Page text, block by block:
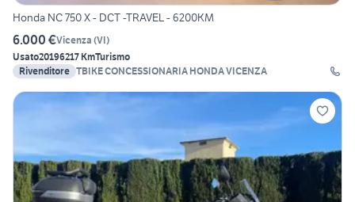
Honda NC 750 X - DCT -TRAVEL - 6200KM
6.000 €Vicenza (VI)
Usato20196217 KmTurismo
Rivenditore TBIKE CONCESSIONARIA HONDA VICENZA